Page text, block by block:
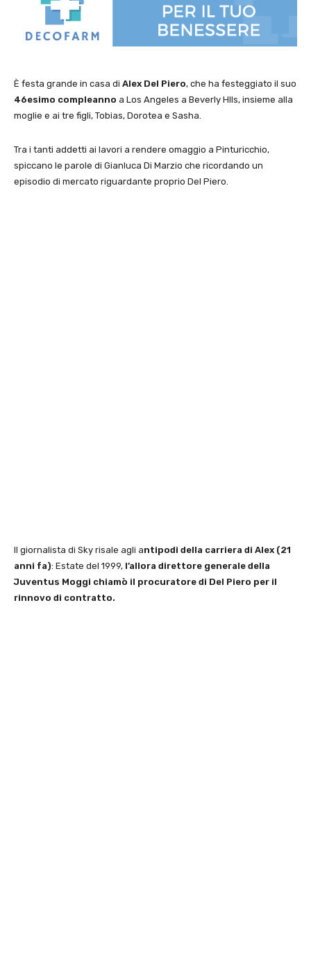
È festa grande in casa di Alex Del Piero, che ha festeggiato il suo
46esimo compleanno a Los Angeles a Beverly Hlls, insieme alla
moglie e ai tre figli, Tobias, Dorotea e Sasha.
Tra i tanti addetti ai lavori a rendere omaggio a Pinturicchio,
spiccano le parole di Gianluca Di Marzio che ricordando un
episodio di mercato riguardante proprio Del Piero.
Il giornalista di Sky risale agli antipodi della carriera di Alex (21
anni fa): Estate del 1999, l’allora direttore generale della
Juventus Moggi chiamò il procuratore di Del Piero per il
rinnovo di contratto.